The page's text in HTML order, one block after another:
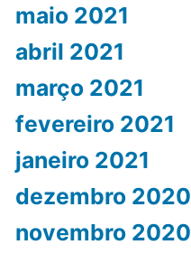
maio 2021
abril 2021
março 2021
fevereiro 2021
janeiro 2021
dezembro 2020
novembro 2020